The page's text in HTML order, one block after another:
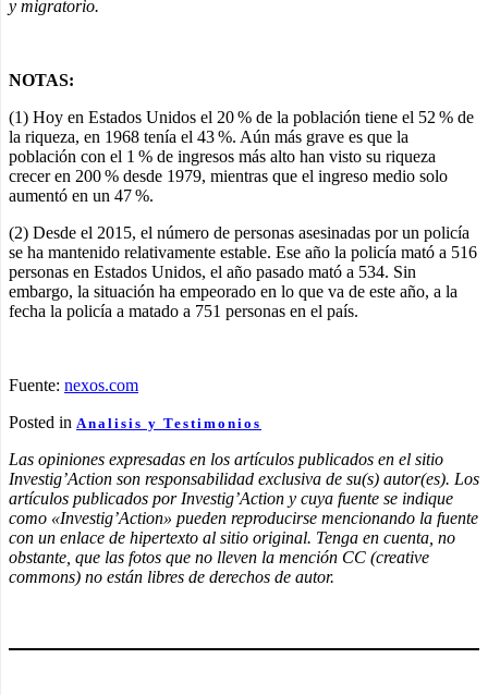
y migratorio.
NOTAS:
(1) Hoy en Estados Unidos el 20 % de la población tiene el 52 % de
la riqueza, en 1968 tenía el 43 %. Aún más grave es que la
población con el 1 % de ingresos más alto han visto su riqueza
crecer en 200 % desde 1979, mientras que el ingreso medio solo
aumentó en un 47 %.
(2) Desde el 2015, el número de personas asesinadas por un policía
se ha mantenido relativamente estable. Ese año la policía mató a 516
personas en Estados Unidos, el año pasado mató a 534. Sin
embargo, la situación ha empeorado en lo que va de este año, a la
fecha la policía a matado a 751 personas en el país.
Fuente: nexos.com
Posted in Analisis y Testimonios
Las opiniones expresadas en los artículos publicados en el sitio
Investig’Action son responsabilidad exclusiva de su(s) autor(es). Los
artículos publicados por Investig’Action y cuya fuente se indique
como «Investig’Action» pueden reproducirse mencionando la fuente
con un enlace de hipertexto al sitio original. Tenga en cuenta, no
obstante, que las fotos que no lleven la mención CC (creative
commons) no están libres de derechos de autor.